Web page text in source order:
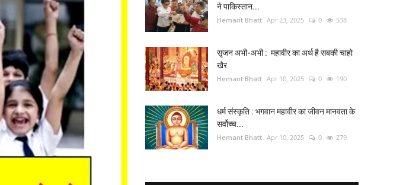
ने पाकिस्तान...
Hemant Bhatt Apr 23, 2025 0 538
सृजन अभी-अभी : महावीर का अर्थ है सबकी चाहो
खैर
Hemant Bhatt Apr 10, 2025 0 190
धर्म संस्कृति : भगवान महावीर का जीवन मानवता के
सर्वोच्च...
Hemant Bhatt Apr 10, 2025 0 279